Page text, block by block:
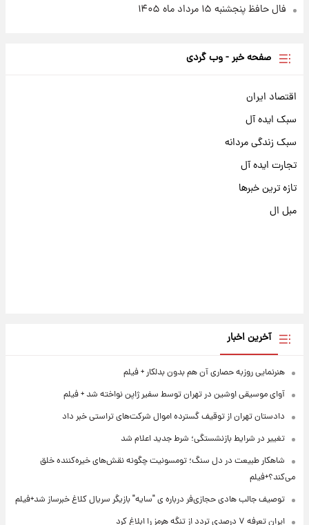
فال حافظ پنجشنبه ۱۵ مرداد ماه ۱۴۰۵
صفحه خبر - وب گردی
اقتصاد ایران
سبک ایده آل
سبک زندگی مردانه
تجارت ایده آل
تازه ترین خبرها
مبل ال
آخرین اخبار
هنرنمایی روزبه حصاری آن هم بدون بدلکار + فیلم
آوای موسیقی اوشین در تهران توسط سفیر ژاپن نواخته شد + فیلم
دادستان تهران از توقیف گسترده اموال شرکت‌های تراستی خبر داد
تغییر در شرایط بازنشستگی؛ شرط جدید اعلام شد
شاهکار طبیعت در دل سنگ؛ تومسونیت چگونه نقش‌های خیره‌کننده خلق
می‌کند؟+فیلم
توصیف جالب هادی حجازی‌فر درباره ی "سایه" بازیگر سریال کلاغ خبرساز شد+فیلم
ایران تعرفه ۷ درصدی تردد از تنگه هرمز را ابلاغ کرد